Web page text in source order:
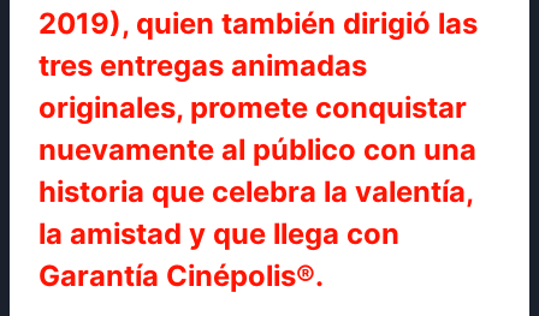
2019), quien también dirigió las
tres entregas animadas
originales, promete conquistar
nuevamente al público con una
historia que celebra la valentía,
la amistad y que llega con
Garantía Cinépolis®.